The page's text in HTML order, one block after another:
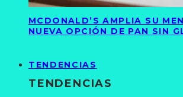
MCDONALD’S AMPLIA SU
NUEVA OPCIÓN DE PAN SIN
TENDENCIAS
TENDENCIAS